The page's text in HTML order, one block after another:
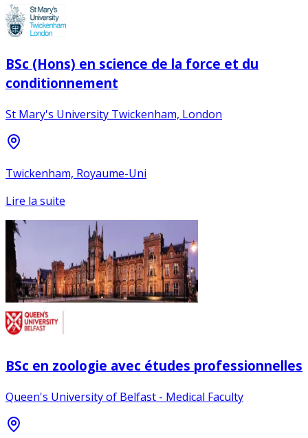
BSc (Hons) en science de la force et du
conditionnement
St Mary's University Twickenham, London
Twickenham, Royaume-Uni
Lire la suite
BSc en zoologie avec études professionnelles
Queen's University of Belfast - Medical Faculty